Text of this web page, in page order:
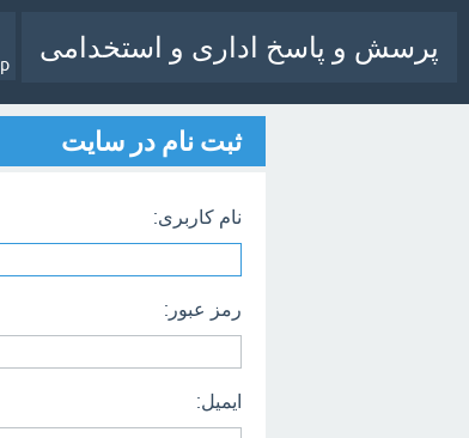
پرسش و پاسخ اداری و استخدامی
ثبت نام در سایت
نام کاربری:
رمز عبور:
ایمیل: